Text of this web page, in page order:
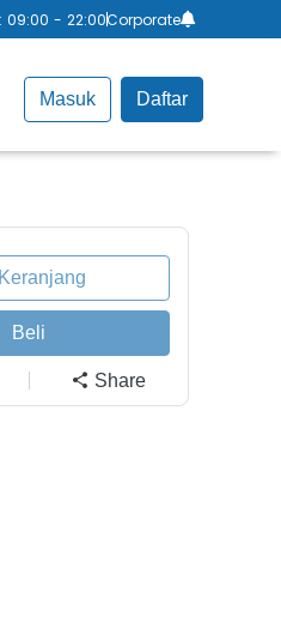
09:00 - 22:00Corporate
Masuk Daftar
Keranjang
Beli
Share